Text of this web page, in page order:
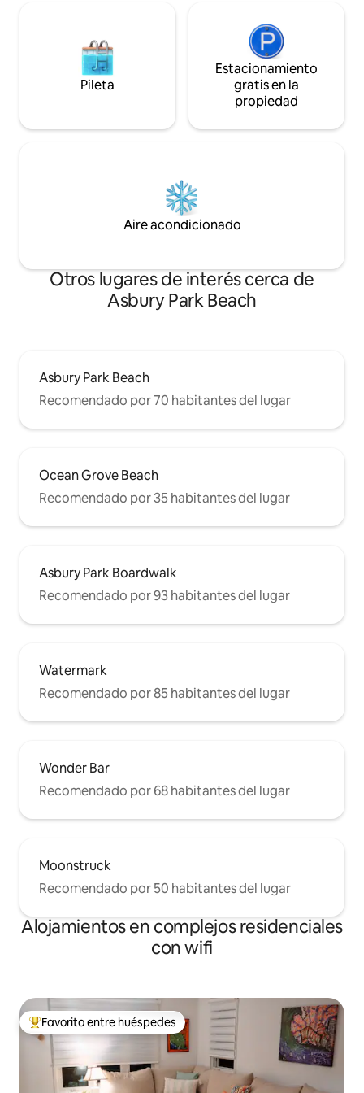
Pileta
Estacionamiento
gratis en la
propiedad
Aire acondicionado
Otros lugares de interés cerca de
Asbury Park Beach
Asbury Park Beach
Recomendado por 70 habitantes del lugar
Ocean Grove Beach
Recomendado por 35 habitantes del lugar
Asbury Park Boardwalk
Recomendado por 93 habitantes del lugar
Watermark
Recomendado por 85 habitantes del lugar
Wonder Bar
Recomendado por 68 habitantes del lugar
Moonstruck
Recomendado por 50 habitantes del lugar
Alojamientos en complejos residenciales
con wifi
Favorito entre los huéspedes más destacados
Favorito entre huéspedes